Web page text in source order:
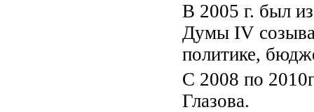
В 2005 г. был
Думы IV
политике,
С 2008 по
Глазова.